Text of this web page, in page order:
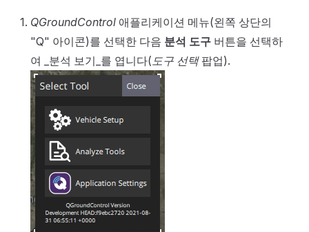
QGroundControl 애플리케이션 메뉴(왼쪽 상단의
"Q" 아이콘)를 선택한 다음 분석 도구 버튼을 선택하
여 _분석 보기_를 엽니다(도구 선택팝업).